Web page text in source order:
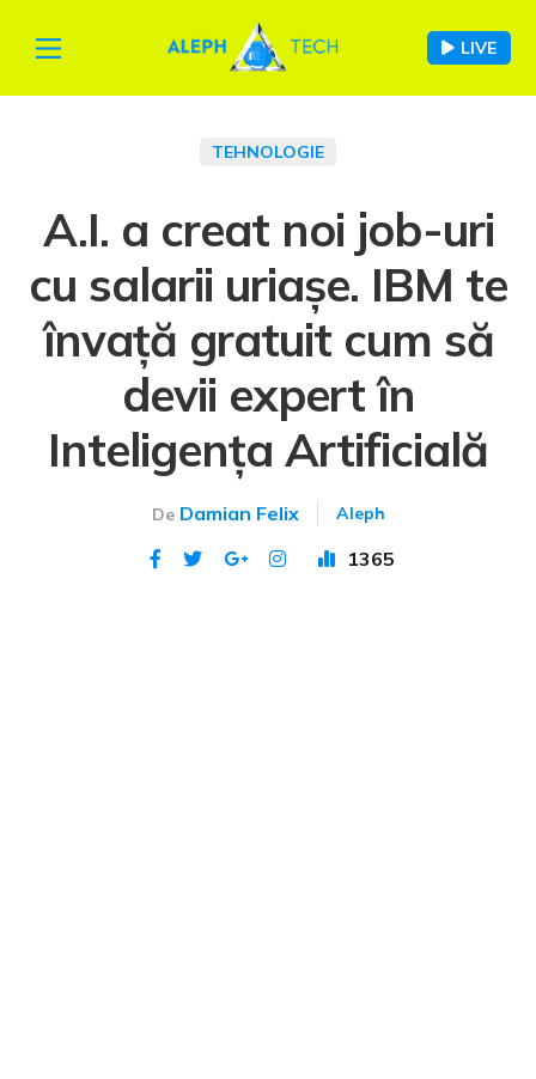
LIVE
TEHNOLOGIE
A.I. a creat noi job-uri
cu salarii uriașe. IBM te
învață gratuit cum să
devii expert în
Inteligența Artificială
De Damian Felix Aleph
1365